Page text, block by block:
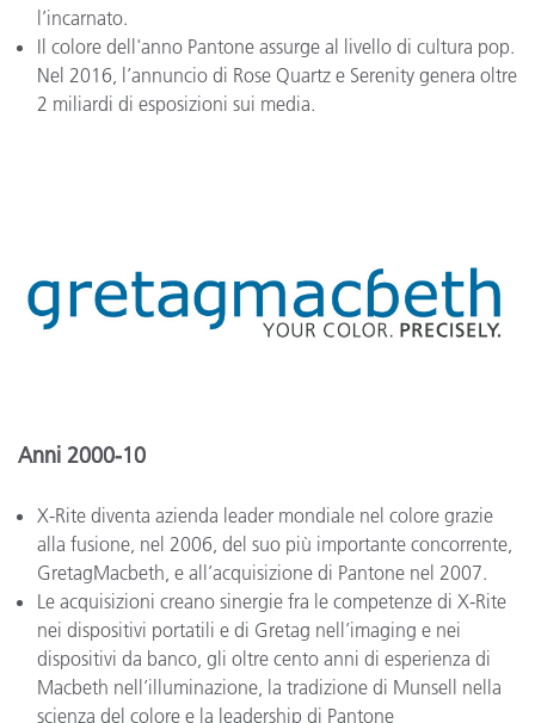
l’incarnato.
Il colore dell'anno Pantone assurge al livello di cultura pop.
Nel 2016, l’annuncio di Rose Quartz e Serenity genera oltre
2 miliardi di esposizioni sui media.
Anni 2000-10
X-Rite diventa azienda leader mondiale nel colore grazie
alla fusione, nel 2006, del suo più importante concorrente,
GretagMacbeth, e all’acquisizione di Pantone nel 2007.
Le acquisizioni creano sinergie fra le competenze di X-Rite
nei dispositivi portatili e di Gretag nell’imaging e nei
dispositivi da banco, gli oltre cento anni di esperienza di
Macbeth nell’illuminazione, la tradizione di Munsell nella
scienza del colore e la leadership di Pantone